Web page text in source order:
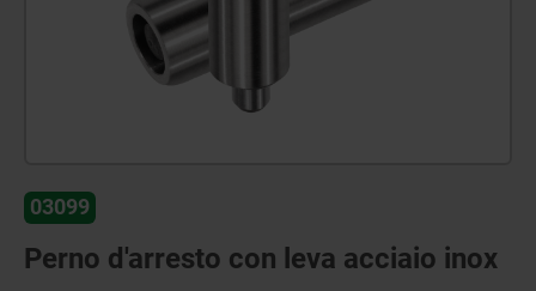
03099
Perno d'arresto con leva acciaio inox